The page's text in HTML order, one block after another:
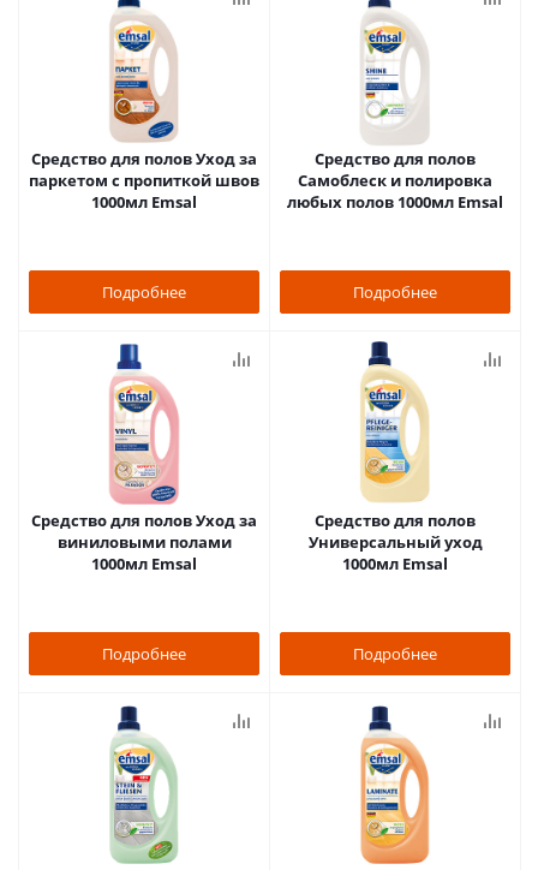
Средство для полов Уход за
паркетом с пропиткой швов
1000мл Emsal
Подробнее
Средство для полов
Самоблеск и полировка
любых полов 1000мл Emsal
Подробнее
Средство для полов Уход за
виниловыми полами
1000мл Emsal
Подробнее
Средство для полов
Универсальный уход
1000мл Emsal
Подробнее